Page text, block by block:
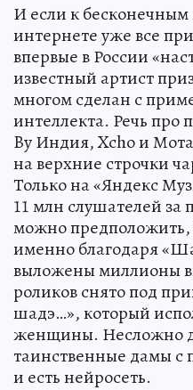
И если к
интернете уже все
впервые в России
известный артист
многом сделан с
интеллекта. Речь
By Индия, Xcho и
на верхние строчки
Только на «Яндекс
11 млн слушателей за
можно
именно благодаря
выложены миллионы
роликов снято под
шадэ…», который
женщины. Несложно
таинственные дамы с
и есть нейросеть.